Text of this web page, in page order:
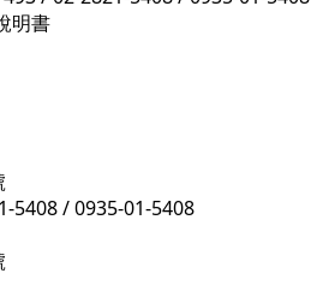
明書
5408 / 0935-01-5408